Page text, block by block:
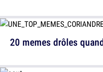
20 memes drôles